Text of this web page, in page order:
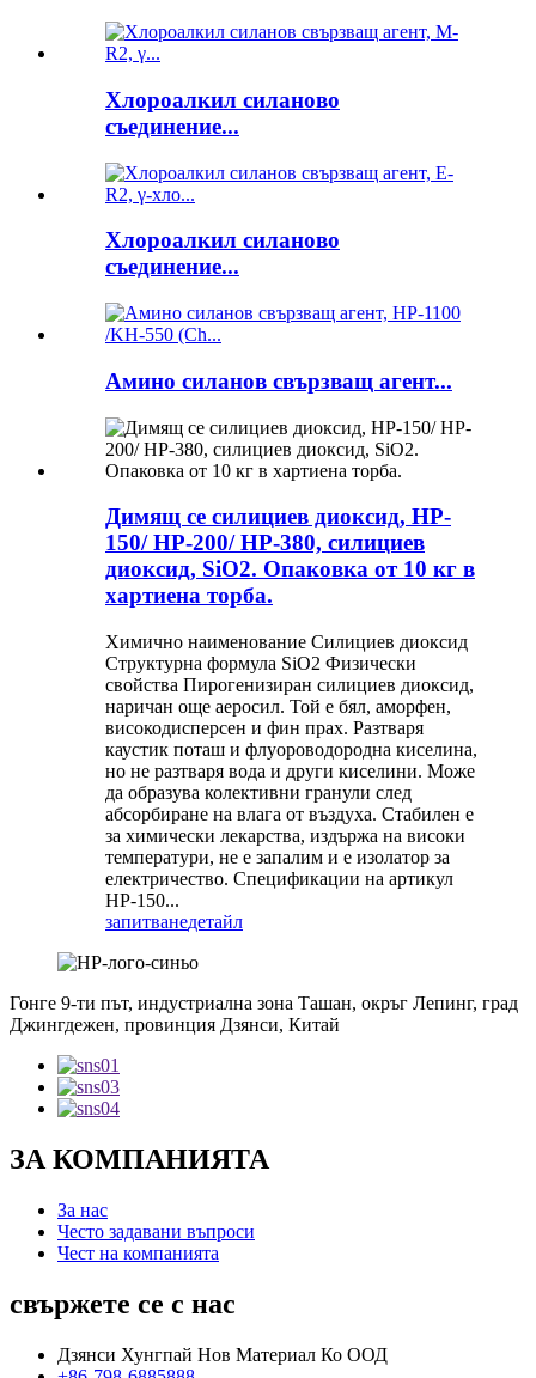
Хлороалкил силаново
съединение...
Хлороалкил силаново
съединение...
Амино силанов свързващ агент...
Димящ се силициев диоксид, HP-
150/ HP-200/ HP-380, силициев
диоксид, SiO2. Опаковка от 10 кг в
хартиена торба.
Химично наименование Силициев диоксид
Структурна формула SiO2 Физически
свойства Пирогенизиран силициев диоксид,
наричан още аеросил. Той е бял, аморфен,
високодисперсен и фин прах. Разтваря
каустик поташ и флуороводородна киселина,
но не разтваря вода и други киселини. Може
да образува колективни гранули след
абсорбиране на влага от въздуха. Стабилен е
за химически лекарства, издържа на високи
температури, не е запалим и е изолатор за
електричество. Спецификации на артикул
HP-150...
запитванедетайл
Гонге 9-ти път, индустриална зона Ташан, окръг Лепинг, град
Джингдежен, провинция Дзянси, Китай
ЗА КОМПАНИЯТА
За нас
Често задавани въпроси
Чест на компанията
свържете се с нас
Дзянси Хунгпай Нов Материал Ко ООД